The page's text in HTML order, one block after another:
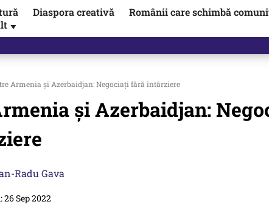
Diaspora creativă
Românii care schimbă
▼
Armenia și Azerbaidjan: Negociați fără întârziere
și Azerbaidjan:
Radu Gava
Sep 2022